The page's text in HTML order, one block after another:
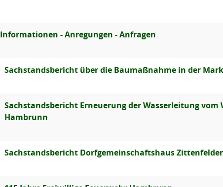
Informationen - Anregungen - Anfragen
Sachstandsbericht über die Baumaßnahme in der
Sachstandsbericht Erneuerung der Wasserleitung
Hambrunn
Sachstandsbericht Dorfgemeinschaftshaus